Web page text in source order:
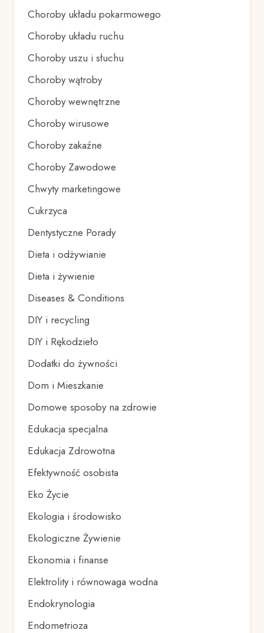
Choroby układu pokarmowego
Choroby układu ruchu
Choroby uszu i słuchu
Choroby wątroby
Choroby wewnętrzne
Choroby wirusowe
Choroby zakaźne
Choroby Zawodowe
Chwyty marketingowe
Cukrzyca
Dentystyczne Porady
Dieta i odżywianie
Dieta i żywienie
Diseases & Conditions
DIY i recycling
DIY i Rękodzieło
Dodatki do żywności
Dom i Mieszkanie
Domowe sposoby na zdrowie
Edukacja specjalna
Edukacja Zdrowotna
Efektywność osobista
Eko Życie
Ekologia i środowisko
Ekologiczne Żywienie
Ekonomia i finanse
Elektrolity i równowaga wodna
Endokrynologia
Endometrioza